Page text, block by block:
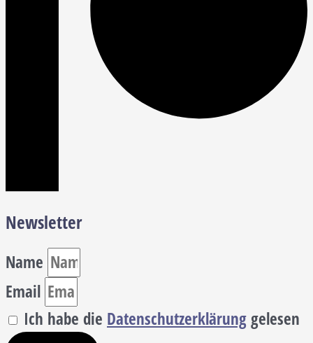
Newsletter
Name
Email
Ich habe die Datenschutzerklärunggelesen